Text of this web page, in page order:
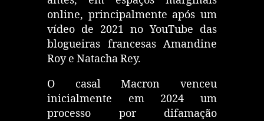
online, principalmente após um
vídeo de 2021 no YouTube das
blogueiras francesas Amandine
Roy e Natacha Rey.
O casal Macron venceu
inicialmente em 2024 um
processo por difamação